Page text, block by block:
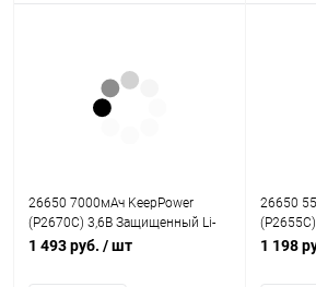
26650 7000мАч KeepPower
(P2670C) 3,6В Защищенный Li-
Ion аккумулятор
1 493 руб. / шт
26650
Ion
1 198